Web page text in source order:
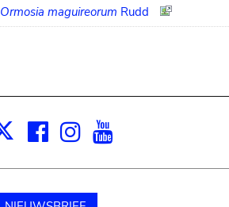
Ormosia maguireorum Rudd
X Facebook
Instagram